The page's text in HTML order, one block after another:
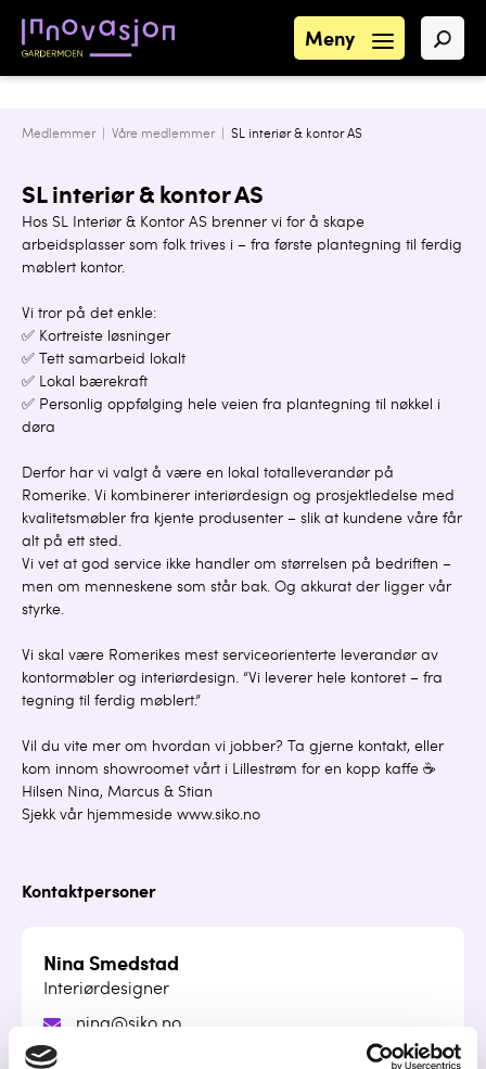
Meny
Medlemmer | Våre medlemmer| SL interiør & kontor AS
SL interiør & kontor AS
Hos SL Interiør & Kontor AS brenner vi for å skape
arbeidsplasser som folk trives i – fra første plantegning til ferdig
møblert kontor.
Vi tror på det enkle:
✅ Kortreiste løsninger
✅ Tett samarbeid lokalt
✅ Lokal bærekraft
✅ Personlig oppfølging hele veien fra plantegning til nøkkel i
døra
Derfor har vi valgt å være en lokal totalleverandør på
Romerike. Vi kombinerer interiørdesign og prosjektledelse med
kvalitetsmøbler fra kjente produsenter – slik at kundene våre får
alt på ett sted.
Vi vet at god service ikke handler om størrelsen på bedriften –
men om menneskene som står bak. Og akkurat der ligger vår
styrke.
Vi skal være Romerikes mest serviceorienterte leverandør av
kontormøbler og interiørdesign. “Vi leverer hele kontoret – fra
tegning til ferdig møblert.”
Vil du vite mer om hvordan vi jobber? Ta gjerne kontakt, eller
kom innom showroomet vårt i Lillestrøm for en kopp kaffe ☕
Hilsen Nina, Marcus & Stian
Sjekk vår hjemmeside www.siko.no
Kontaktpersoner
Nina Smedstad
Interiørdesigner
nina@siko.no